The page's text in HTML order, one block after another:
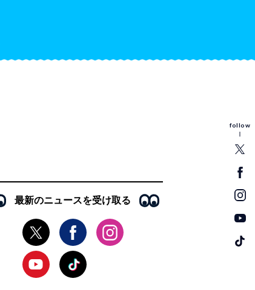
follow
最新のニュースを受け取る